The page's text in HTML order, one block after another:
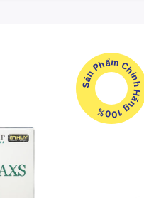
Sản Phẩm Chính Hãng 100%